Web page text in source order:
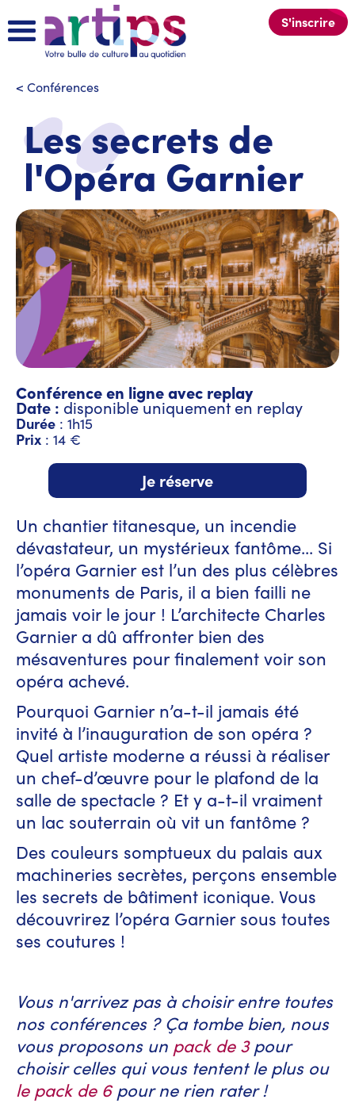
S'inscrire
< Conférences
Les secrets de
l'Opéra Garnier
Conférence en ligne avec replay
Date : disponible uniquement en replay
Durée : 1h15
Prix : 14 €
Je réserve
Un chantier titanesque, un incendie
dévastateur, un mystérieux fantôme... Si
l’opéra Garnier est l’un des plus célèbres
monuments de Paris, il a bien failli ne
jamais voir le jour ! L’architecte Charles
Garnier a dû affronter bien des
mésaventures pour finalement voir son
opéra achevé.
Pourquoi Garnier n’a-t-il jamais été
invité à l’inauguration de son opéra ?
Quel artiste moderne a réussi à réaliser
un chef-d’œuvre pour le plafond de la
salle de spectacle ? Et y a-t-il vraiment
un lac souterrain où vit un fantôme ?
Des couleurs somptueux du palais aux
machineries secrètes, perçons ensemble
les secrets de bâtiment iconique. Vous
découvrirez l’opéra Garnier sous toutes
ses coutures !
Vous n'arrivez pas à choisir entre toutes
nos conférences ? Ça tombe bien, nous
vous proposons un pack de 3pour
choisir celles qui vous tentent le plus ou
le pack de 6pour ne rien rater !